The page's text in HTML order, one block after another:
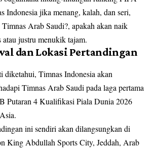
Indonesia jika menang, kalah, dan seri,
Arab Saudi?, apakah akan naik
atau justru menukik tajam.
dan Lokasi Pertandingan
diketahui, Timnas Indonesia akan
Timnas Arab Saudi pada laga pertama
Putaran 4 Kualifikasi Piala Dunia 2026
ini sendiri akan dilangsungkan di
King Abdullah Sports City, Jeddah, Arab